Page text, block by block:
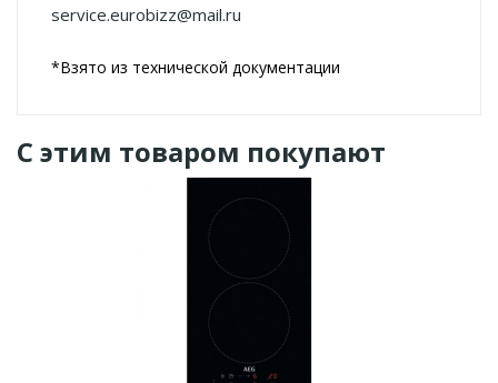
service.eurobizz@mail.ru
*Взято из технической документации
С этим товаром покупают